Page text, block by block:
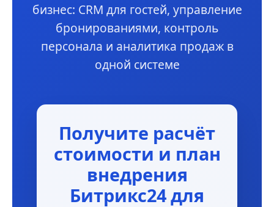
бизнес: CRM для гостей, управление
бронированиями, контроль
персонала и аналитика продаж в
одной системе
Получите расчёт
стоимости и план
внедрения
Битрикс24 для